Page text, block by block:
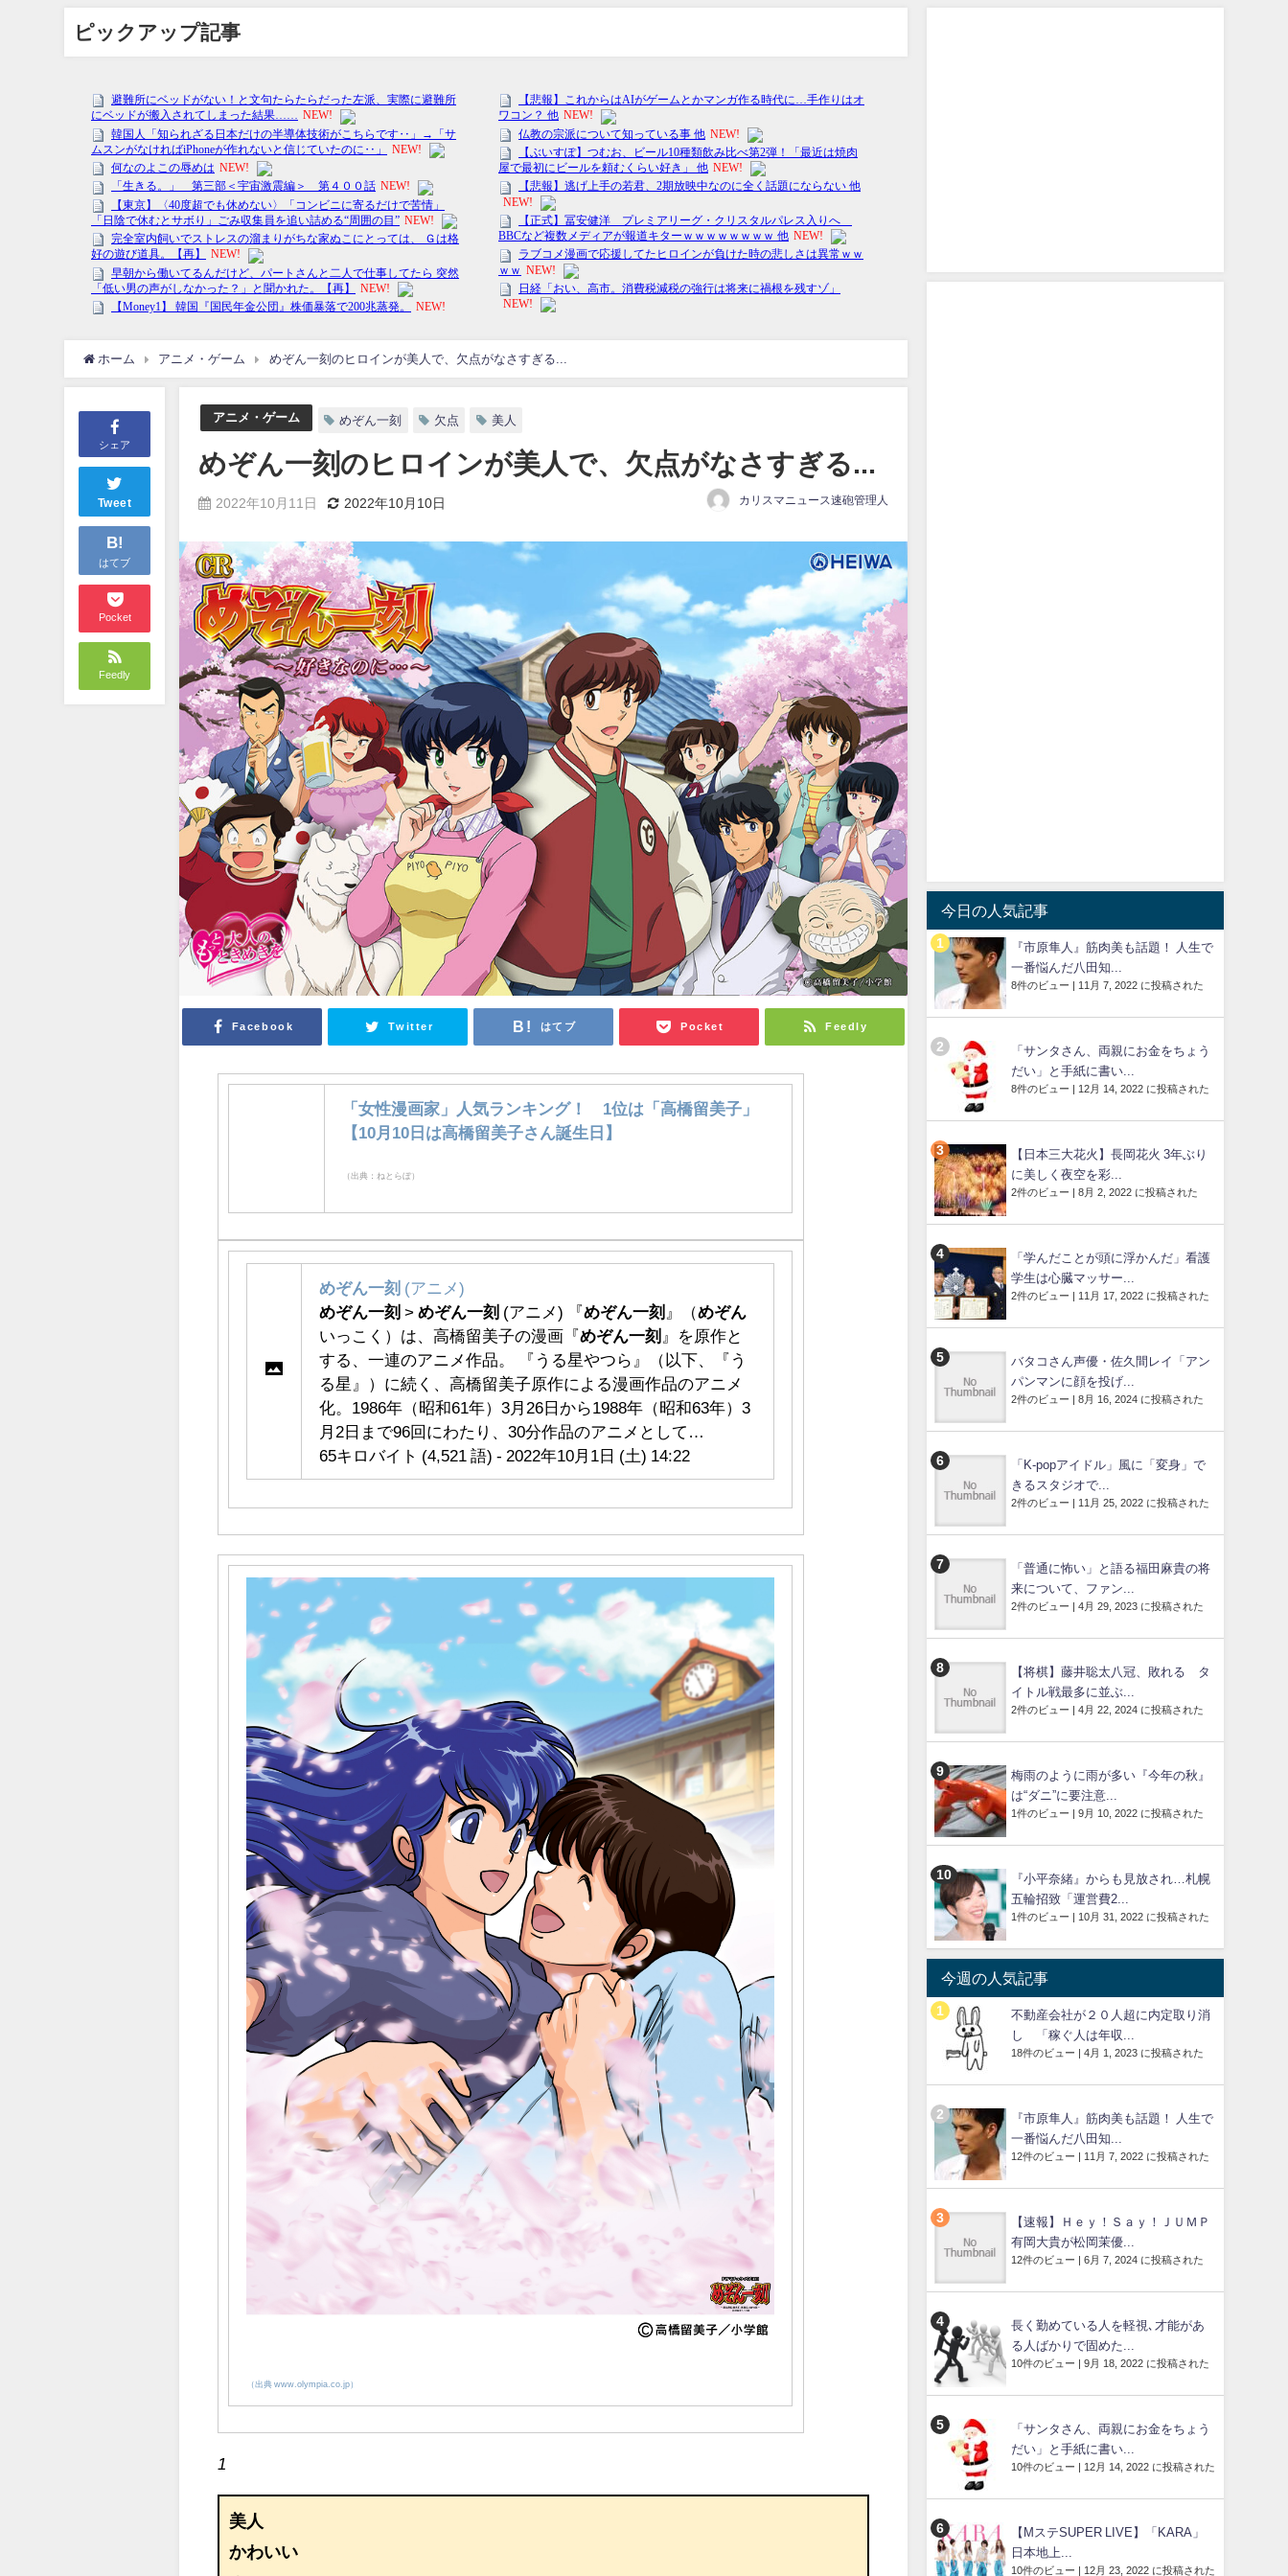
ピックアップ記事
ホーム アニメ・ゲーム めぞん一刻のヒロインが美人で、欠点がなさすぎる...
シェア
Tweet
B!
はてブ
Pocket
Feedly
アニメ・ゲーム めぞん一刻 欠点 美人
めぞん一刻のヒロインが美人で、欠点がなさすぎる...
2022年10月11日 2022年10月10日 カリスマニュース速砲管理人
Facebook Twitter はてブ Pocket Feedly
「女性漫画家」人気ランキング！ 1位は「高橋留美子」
【10月10日は高橋留美子さん誕生日】
（出典：ねとらぼ）
めぞん一刻 (アニメ)
めぞん一刻 >めぞん一刻 (アニメ) 『めぞん一刻 』（めぞん
いっこく）は、高橋留美子の漫画『めぞん一刻 』を原作と
する、一連のアニメ作品。 『うる星やつら』（以下、『う
る星』）に続く、高橋留美子原作による漫画作品のアニメ
化。1986年（昭和61年）3月26日から1988年（昭和63年）3
月2日まで96回にわたり、30分作品のアニメとして…
65キロバイト (4,521 語) - 2022年10月1日 (土) 14:22
（出典 www.olympia.co.jp）
1
美人
かわいい
今日の人気記事
『市原隼人』筋肉美も話題！ 人生で
一番悩んだ八田知...
8件のビュー | 11月 7, 2022 に投稿された
「サンタさん、両親にお金をちょう
だい」と手紙に書い...
8件のビュー | 12月 14, 2022 に投稿された
【日本三大花火】長岡花火 3年ぶり
に美しく夜空を彩...
2件のビュー | 8月 2, 2022 に投稿された
「学んだことが頭に浮かんだ」看護
学生は心臓マッサー...
2件のビュー | 11月 17, 2022 に投稿された
バタコさん声優・佐久間レイ「アン
パンマンに顔を投げ...
2件のビュー | 8月 16, 2024 に投稿された
「K-popアイドル」風に「変身」で
きるスタジオで...
2件のビュー | 11月 25, 2022 に投稿された
「普通に怖い」と語る福田麻貴の将
来について、ファン...
2件のビュー | 4月 29, 2023 に投稿された
【将棋】藤井聡太八冠、敗れる タ
イトル戦最多に並ぶ...
2件のビュー | 4月 22, 2024 に投稿された
梅雨のように雨が多い『今年の秋』
は“ダニ”に要注意...
1件のビュー | 9月 10, 2022 に投稿された
『小平奈緒』からも見放され…札幌
五輪招致「運営費2...
1件のビュー | 10月 31, 2022 に投稿された
今週の人気記事
不動産会社が２０人超に内定取り消
し 「稼ぐ人は年収...
18件のビュー | 4月 1, 2023 に投稿された
『市原隼人』筋肉美も話題！ 人生で
一番悩んだ八田知...
12件のビュー | 11月 7, 2022 に投稿された
【速報】Ｈｅｙ！Ｓａｙ！ＪＵＭＰ
有岡大貴が松岡茉優...
12件のビュー | 6月 7, 2024 に投稿された
長く勤めている人を軽視､才能があ
る人ばかりで固めた...
10件のビュー | 9月 18, 2022 に投稿された
「サンタさん、両親にお金をちょう
だい」と手紙に書い...
10件のビュー | 12月 14, 2022 に投稿された
【MステSUPER LIVE】「KARA」
日本地上...
10件のビュー | 12月 23, 2022 に投稿された